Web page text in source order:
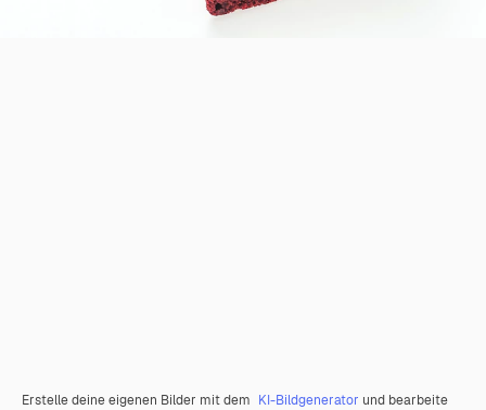
Erstelle deine eigenen Bilder mit dem KI-Bildgenerator und bearbeite